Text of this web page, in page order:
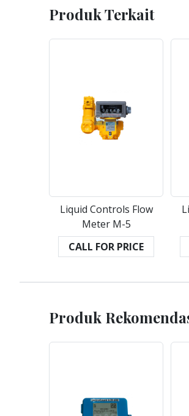
Produk Terkait
Liquid Controls Flow
Meter M-5
CALL FOR PRICE
Produk